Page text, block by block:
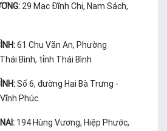
29 Mạc Đĩnh Chi, Nam Sách,
61 Chu Văn An, Phường
Bình, tỉnh Thái Bình
Số 6, đường Hai Bà Trưng -
Phúc
194 Hùng Vương, Hiệp Phước,